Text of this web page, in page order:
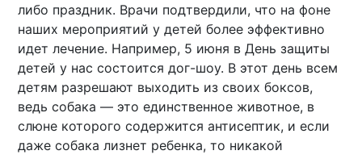
либо праздник. Врачи подтвердили, что на фоне
наших мероприятий у детей более эффективно
идет лечение. Например, 5 июня в День защиты
детей у нас состоится дог-шоу. В этот день всем
детям разрешают выходить из своих боксов,
ведь собака — это единственное животное, в
слюне которого содержится антисептик, и если
даже собака лизнет ребенка, то никакой